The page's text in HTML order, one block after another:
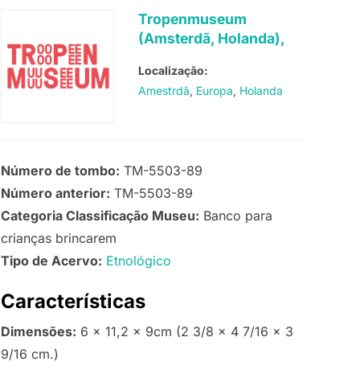
Tropenmuseum
(Amsterdã, Holanda),
Localização:
Amestrdã Europa Holanda
Número de tombo: TM-5503-89
Número anterior: TM-5503-89
Categoria Classificação Museu: Banco para
crianças brincarem
Tipo de Acervo: Etnológico
Características
Dimensões: 6 x 11,2 x 9cm (2 3/8 x 4 7/16 x 3
9/16 cm.)